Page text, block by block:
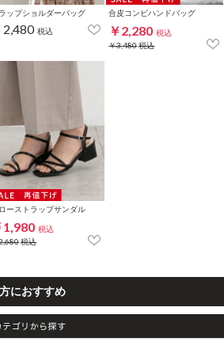
ップショルダーバッグ
2,480 税込
合皮コンビハンドバッグ
￥2,280 税込
￥3,480税込
ーストラップサンダル
1,980 税込
税込
におすすめ